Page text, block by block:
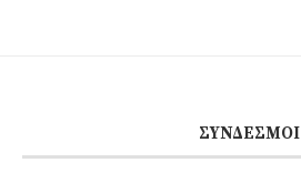
ΣΎΝΔΕΣΜΟΙ